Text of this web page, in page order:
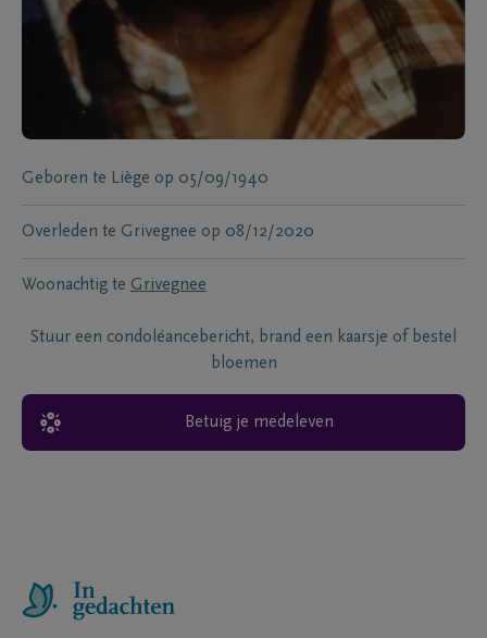
Geboren te Liège op 05/09/1940
Overleden te Grivegnee op 08/12/2020
Woonachtig te Grivegnee
Stuur een condoléancebericht, brand een kaarsje of bestel
bloemen
Betuig je medeleven